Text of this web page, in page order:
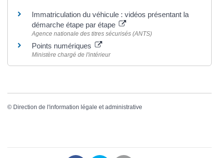
Immatriculation du véhicule : vidéos présentant la
démarche étape par étape
Agence nationale des titres sécurisés (ANTS)
Points numériques
Ministère chargé de l'intérieur
© Direction de l'information légale et administrative